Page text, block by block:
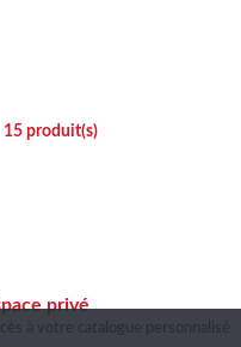
15produit(s)
privé